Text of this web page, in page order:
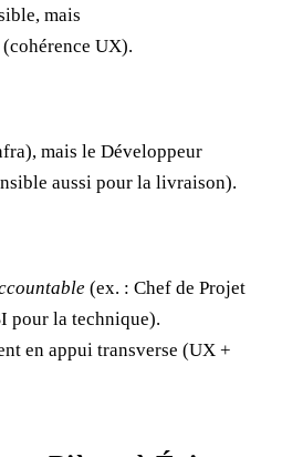
mais
UX).
mais le Développeur
aussi pour la livraison).
(ex. : Chef de Projet
pour la technique).
en appui transverse (UX +